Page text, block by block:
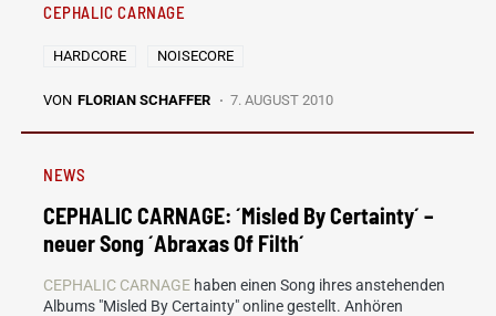
CEPHALIC CARNAGE
HARDCORE NOISECORE
VON FLORIAN SCHAFFER 7. AUGUST 2010
NEWS
CEPHALIC CARNAGE: ´Misled By Certainty´ –
neuer Song ´Abraxas Of Filth´
CEPHALIC CARNAGE haben einen Song ihres anstehenden
Albums "Misled By Certainty" online gestellt. Anhören